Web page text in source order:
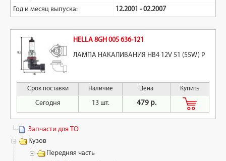
Год и месяц выпуска:
12.2001 - 02.2007
HELLA 8GH 005 636-121
ЛАМПА НАКАЛИВАНИЯ HB4 12V 51 (55W) P
Срок поставки Наличие Цена Купить
Сегодня 13 шт. 479 р.
Запчасти для ТО
Кузов
Передняя часть